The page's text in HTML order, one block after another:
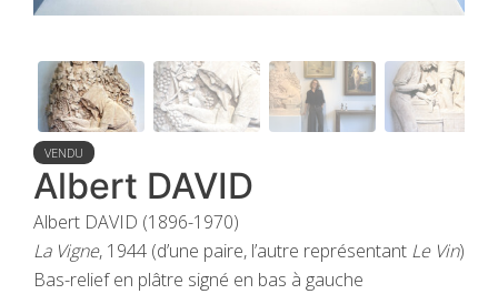
VENDU
Albert DAVID
Albert DAVID (1896-1970)
La Vigne, 1944 (d’une paire, l’autre représentant Le Vin)
Bas-relief en plâtre signé en bas à gauche